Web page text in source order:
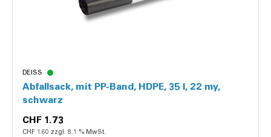
DEISS
Abfallsack, mit PP-Band, HDPE, 35 l, 22 my,
schwarz
CHF 1.73
CHF 1.60 zzgl. 8.1 % MwSt.